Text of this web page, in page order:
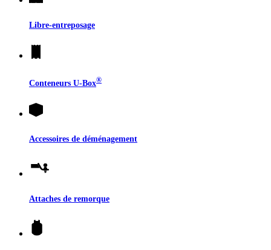
Libre-entreposage
Conteneurs U-Box®
Accessoires de déménagement
Attaches de remorque